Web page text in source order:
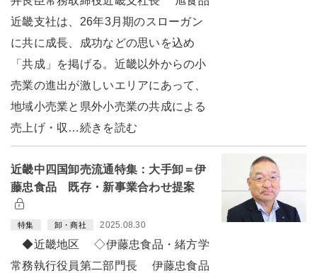
近畿支社は、26年3月期のスローガン
に共に成長、成功などの思いを込め
「共成」を掲げる。近畿以外からの小
売業の進出が激しいエリアにあって、
地域小売業と県外小売業の共成による
売上げ・収…続きを読む
近畿中四国卸売流通特集：大手卸＝伊
藤忠食品 既存・新事業合わせ提案
特集 卸・商社 2025.08.30
◆近畿地区 ◇伊藤忠食品・緒方学
常務執行役員第二部門長 伊藤忠食品